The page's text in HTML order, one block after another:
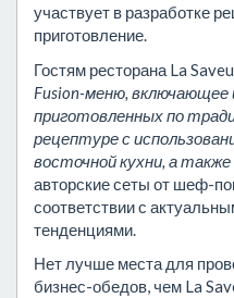
участвует в разработке
приготовление.
Гостям ресторана La
Fusion-меню,
приготовленных по
рецептуре с
восточной кухни, а
авторские сеты от шеф-
соответствии с
тенденциями.
Нет лучше места для
бизнес-обедов, чем La